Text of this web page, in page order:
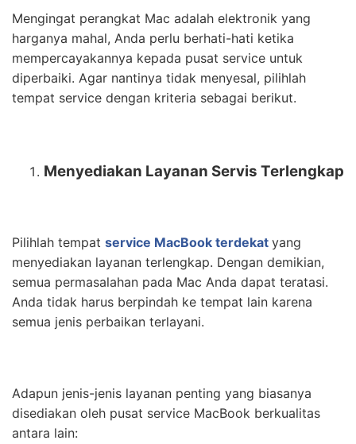
Mengingat perangkat Mac adalah elektronik yang
harganya mahal, Anda perlu berhati-hati ketika
mempercayakannya kepada pusat service untuk
diperbaiki. Agar nantinya tidak menyesal, pilihlah
tempat service dengan kriteria sebagai berikut.
Menyediakan Layanan Servis Terlengkap
Pilihlah tempat service MacBook terdekat yang
menyediakan layanan terlengkap. Dengan demikian,
semua permasalahan pada Mac Anda dapat teratasi.
Anda tidak harus berpindah ke tempat lain karena
semua jenis perbaikan terlayani.
Adapun jenis-jenis layanan penting yang biasanya
disediakan oleh pusat service MacBook berkualitas
antara lain: